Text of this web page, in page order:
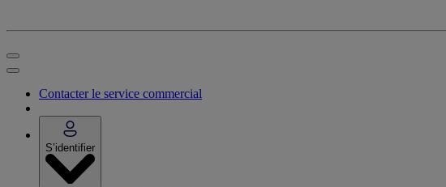
Contacter le service commercial
S’identifier